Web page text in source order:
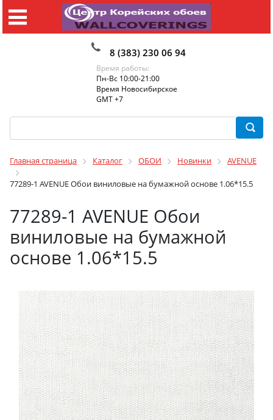
8 (383) 230 06 94
Время работы:
Пн-Вс 10:00-21:00
Время Новосибирское
GMT +7
Главная страница Каталог ОБОИ Новинки AVENUE
77289-1 AVENUE Обои виниловые на бумажной основе 1.06*15.5
77289-1 AVENUE Обои
виниловые на бумажной
основе 1.06*15.5